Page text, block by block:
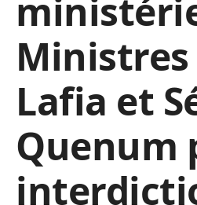
Ministres
Lafia et
Quenum